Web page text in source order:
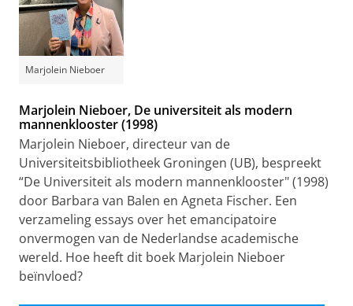
Marjolein Nieboer
Marjolein Nieboer, De universiteit als modern
mannenklooster (1998)
Marjolein Nieboer, directeur van de
Universiteitsbibliotheek Groningen (UB), bespreekt
“De Universiteit als modern mannenklooster" (1998)
door Barbara van Balen en Agneta Fischer. Een
verzameling essays over het emancipatoire
onvermogen van de Nederlandse academische
wereld. Hoe heeft dit boek Marjolein Nieboer
beïnvloed?